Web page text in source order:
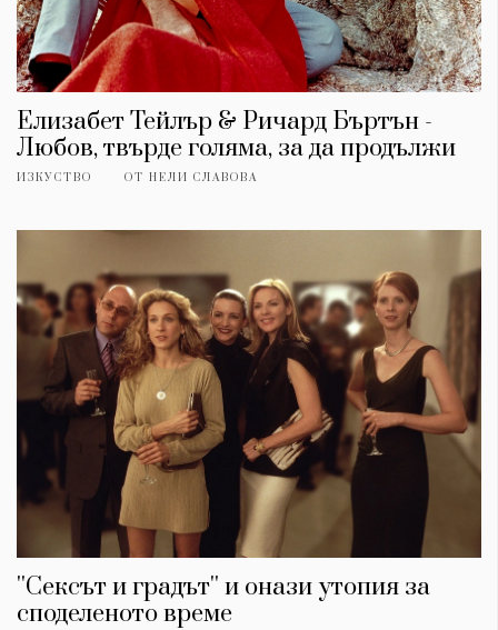
Елизабет Тейлър & Ричард Бъртън -
Любов, твърде голяма, за да продължи
ИЗКУСТВО ОТ НЕЛИ СЛАВОВА
''Сексът и градът'' и онази утопия за
споделеното време